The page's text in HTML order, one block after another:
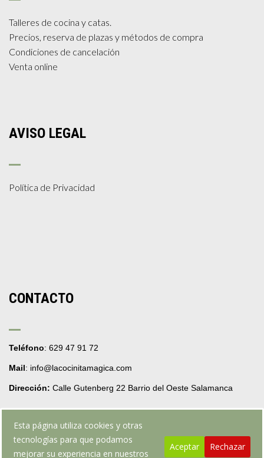
Talleres de cocina y catas.
Precios, reserva de plazas y métodos de compra
Condiciones de cancelación
Venta online
AVISO LEGAL
Política de Privacidad
CONTACTO
Teléfono: 629 47 91 72
Mail: info@lacocinitamagica.com
Dirección: Calle Gutenberg 22 Barrio del Oeste Salamanca
Web realizada por webpruebarafafo.com
Esta página utiliza cookies y otras
tecnologías para que podamos
mejorar su experiencia en nuestros
Aceptar Rechazar